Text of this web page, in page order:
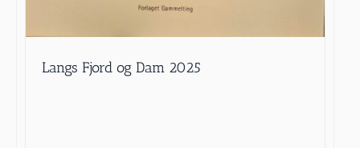
Langs Fjord og Dam 2025